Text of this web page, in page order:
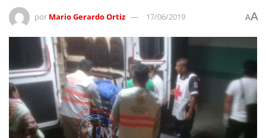
por Mario Gerardo Ortiz 17/06/2019 AA